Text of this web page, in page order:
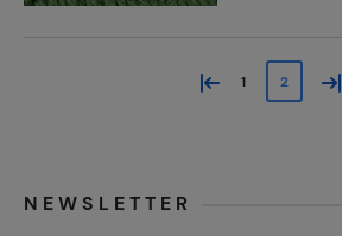
« 1 2 »
NEWSLETTER